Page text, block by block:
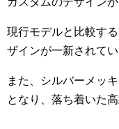
現行モデルと比較す
ザインが一新されてい
また、シルバーメッ
となり、落ち着いた